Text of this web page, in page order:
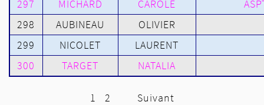
297
MICHARD CAROLE
298
AUBINEAU
OLIVIER
299
NICOLET
LAURENT
300
TARGET NATALIA
1 2 Suivant